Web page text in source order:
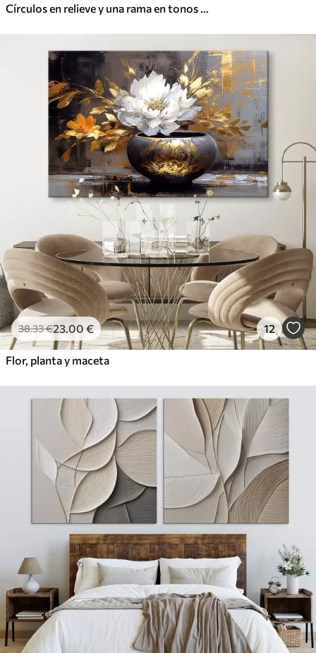
Círculos en relieve y una rama en tonos neutros cálidos
38.33€23.00 € 12
Flor, planta y maceta